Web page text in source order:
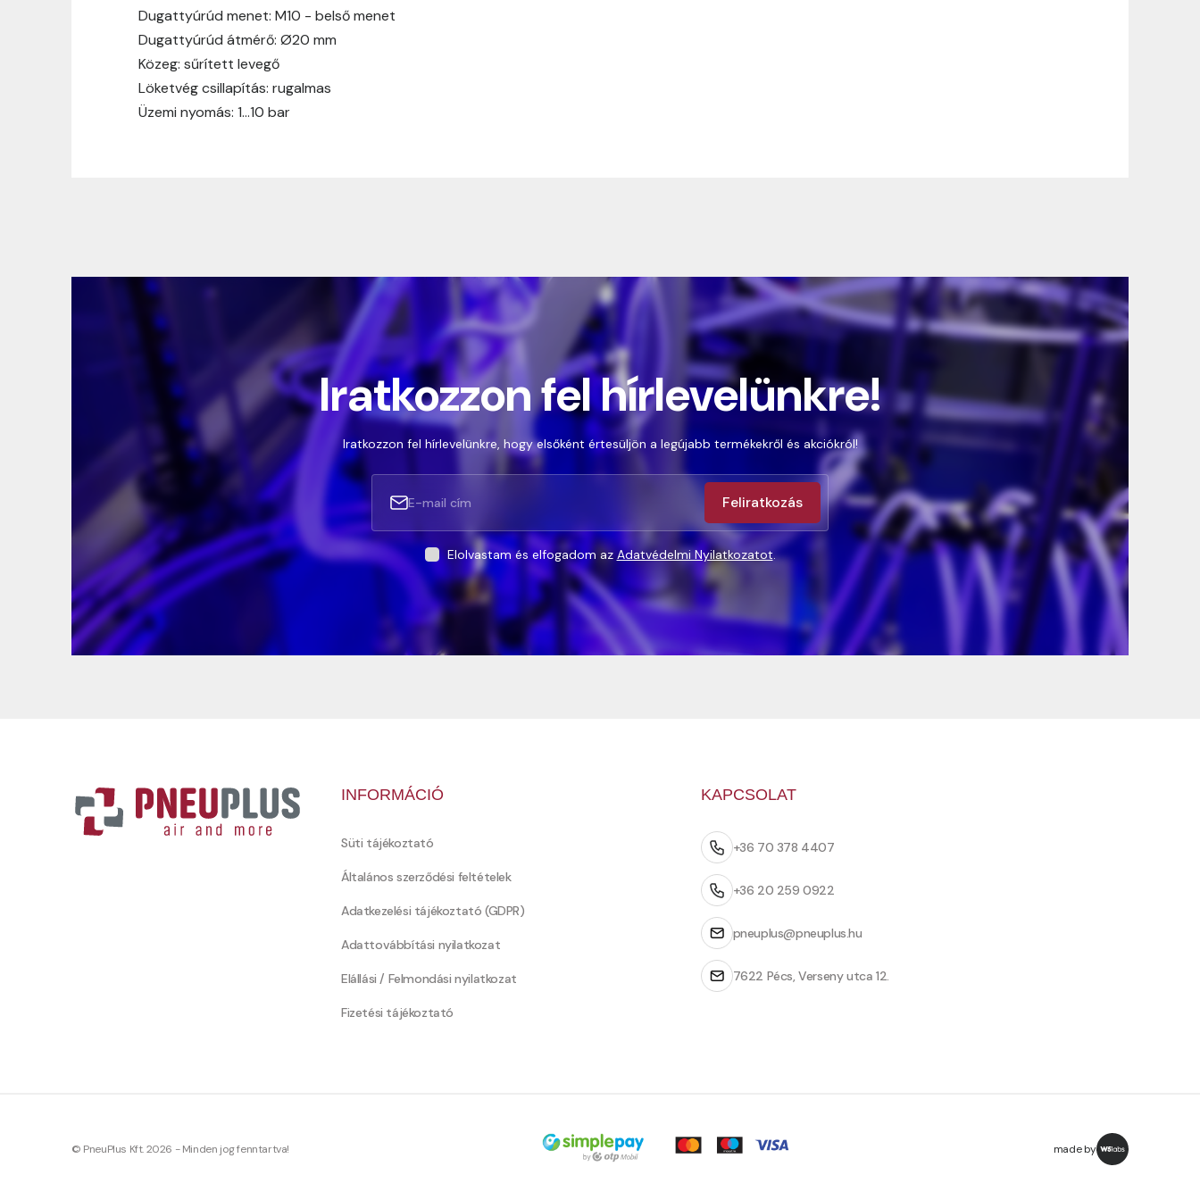
Dugattyúrúd menet: M10 - belső menet
Dugattyúrúd átmérő: Ø20 mm
Közeg: sűrített levegő
Löketvég csillapítás: rugalmas
Üzemi nyomás: 1…10 bar
Iratkozzon fel hírlevelünkre!
Iratkozzon fel hírlevelünkre, hogy elsőként értesüljön a legújabb termékekről és akciókról!
Feliratkozás
Elolvastam és elfogadom azAdatvédelmi Nyilatkozatot.
INFORMÁCIÓ
Süti tájékoztató
Általános szerződési feltételek
Adatkezelési tájékoztató (GDPR)
Adattovábbítási nyilatkozat
Elállási / Felmondási nyilatkozat
Fizetési tájékoztató
KAPCSOLAT
+36 70 378 4407
+36 20 259 0922
pneuplus@pneuplus.hu
7622 Pécs, Verseny utca 12.
© PneuPlus Kft. 2026 - Minden jog fenntartva! made by